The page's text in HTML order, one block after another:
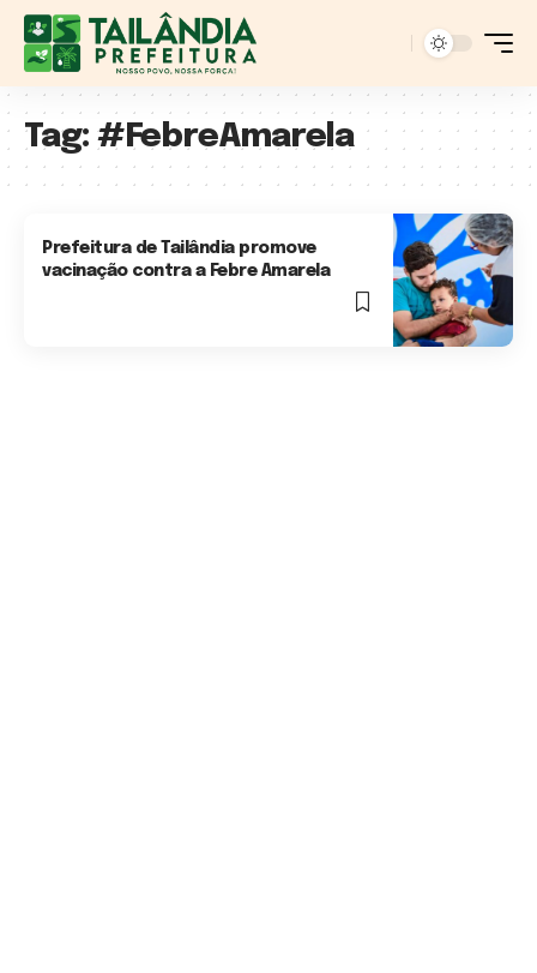
Tag: #FebreAmarela
Prefeitura de Tailândia promove
vacinação contra a Febre Amarela